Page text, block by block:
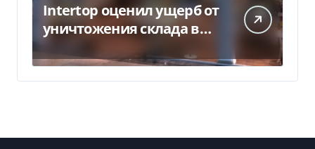
Intertop оценил ущерб от
уничтожения склада в